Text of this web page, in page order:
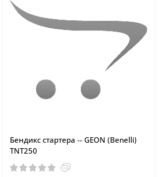
Бендикс стартера -- GEON (Benelli)
TNT250